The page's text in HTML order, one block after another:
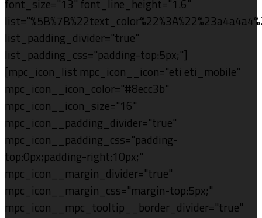
font_size="13" font_line_height="1.6"
list_padding_divider="true"
list_padding_css="padding-top:5px;"]
[mpc_icon_list mpc_icon__icon="eti eti_mobile"
mpc_icon__icon_color="#8ecc3b"
mpc_icon__icon_size="16"
mpc_icon__padding_divider="true"
mpc_icon__padding_css="padding-
top:0px;padding-right:10px;"
mpc_icon__margin_divider="true"
mpc_icon__margin_css="margin-top:5px;"
mpc_icon__mpc_tooltip__border_divider="true"